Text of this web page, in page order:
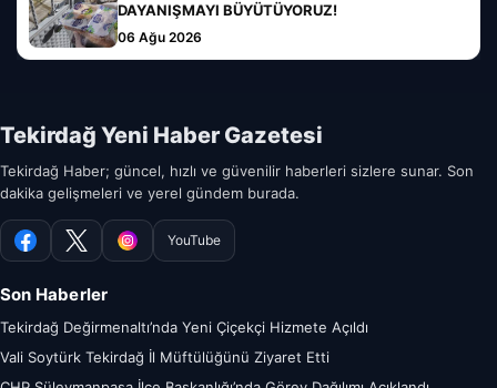
DAYANIŞMAYI BÜYÜTÜYORUZ!
06 Ağu 2026
Tekirdağ Yeni Haber Gazetesi
Tekirdağ Haber; güncel, hızlı ve güvenilir haberleri sizlere sunar. Son
dakika gelişmeleri ve yerel gündem burada.
Facebook
X InstagramYouTube
Son Haberler
Tekirdağ Değirmenaltı’nda Yeni Çiçekçi Hizmete Açıldı
Vali Soytürk Tekirdağ İl Müftülüğünü Ziyaret Etti